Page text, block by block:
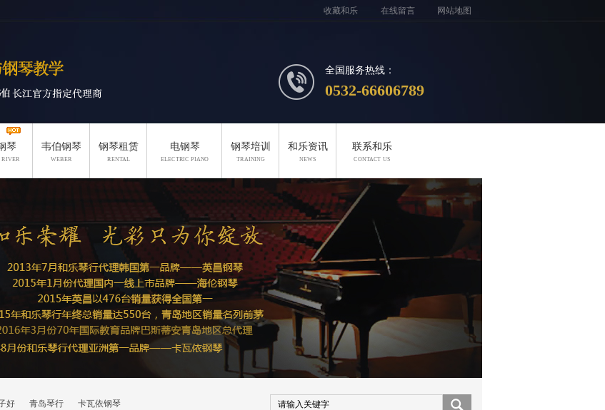
收藏和乐 在线留言 网站地图
全国服务热线：
0532-66606789
琴
RIVER
韦伯钢琴
WEBER
钢琴租赁
RENTAL
电钢琴
ELECTRIC PIANO
钢琴培训
TRAINING
和乐资讯
NEWS
联系和乐
CONTACT US
好 青岛琴行 卡瓦依钢琴